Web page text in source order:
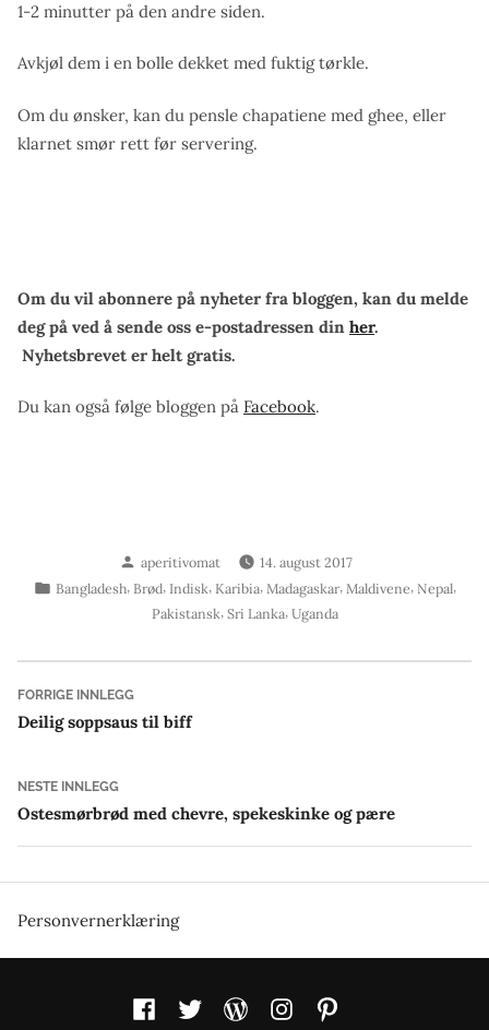
1-2 minutter på den andre siden.
Avkjøl dem i en bolle dekket med fuktig tørkle.
Om du ønsker, kan du pensle chapatiene med ghee, eller
klarnet smør rett før servering.
Om du vil abonnere på nyheter fra bloggen, kan du melde
deg på ved å sende oss e-postadressen din her.
Nyhetsbrevet er helt gratis.
Du kan også følge bloggen på Facebook.
Skrevet
av
aperitivomat
14. august 2017
Publisert
Bangladesh, Brød, Indisk, Karibia, Madagaskar, Maldivene, Nepal,
Pakistansk,Sri Lanka,Uganda
Innleggsnavigasjon
FORRIGE INNLEGGForrige
innlegg:
Deilig soppsaus til biff
NESTE INNLEGGNeste
innlegg:
Ostesmørbrød med chevre, spekeskinke og pære
Personvernerklæring
FacebookTwitter WordPressInstagramPinterest